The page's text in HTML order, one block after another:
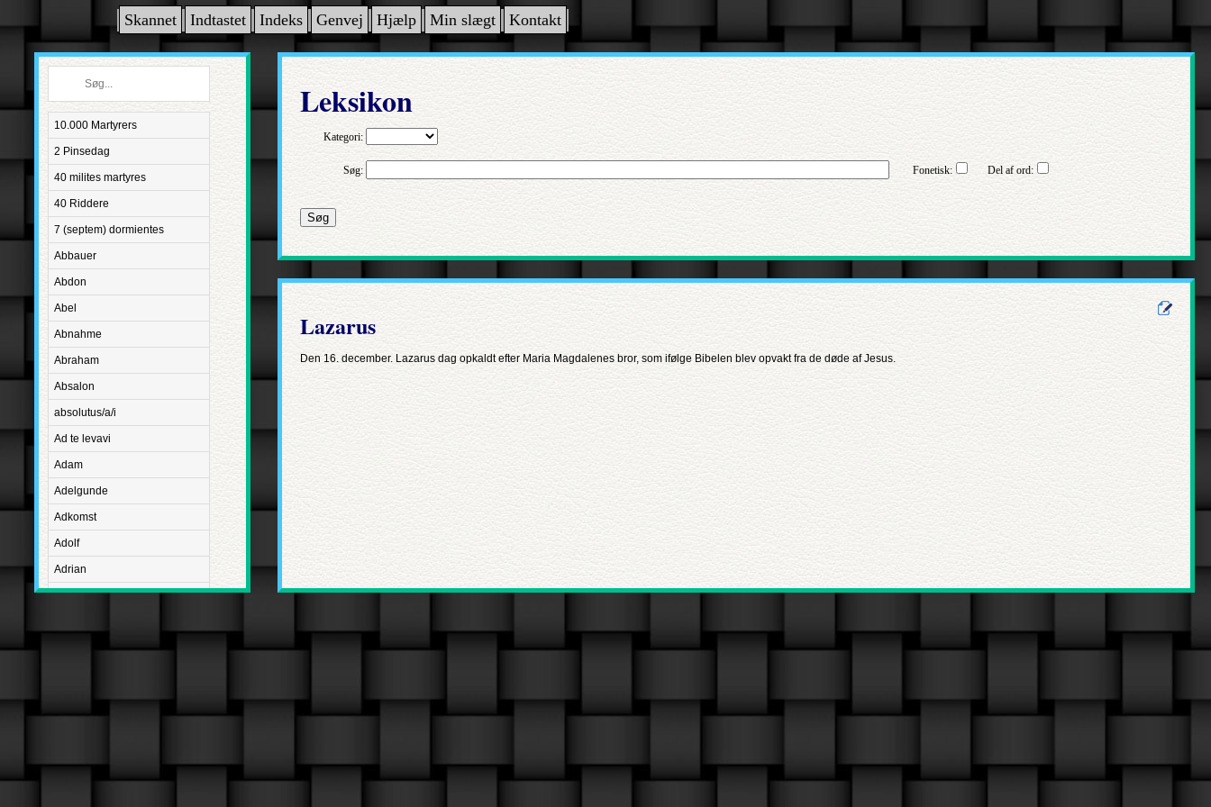
Skannet Indtastet Indeks Genvej Hjælp Min slægt Kontakt
10.000 Martyrers
2 Pinsedag
40 milites martyres
40 Riddere
7 (septem) dormientes
Abbauer
Abdon
Abel
Abnahme
Abraham
Absalon
absolutus/a/i
Ad te levavi
Adam
Adelgunde
Adkomst
Adolf
Adrian
Advent
Aetatis suae
Agapetus
Leksikon
Kategori:
Søg: Fonetisk: Del af ord:
Søg
Lazarus
Den 16. december. Lazarus dag opkaldt efter Maria Magdalenes bror, som ifølge Bibelen blev opvakt fra de døde af Jesus.